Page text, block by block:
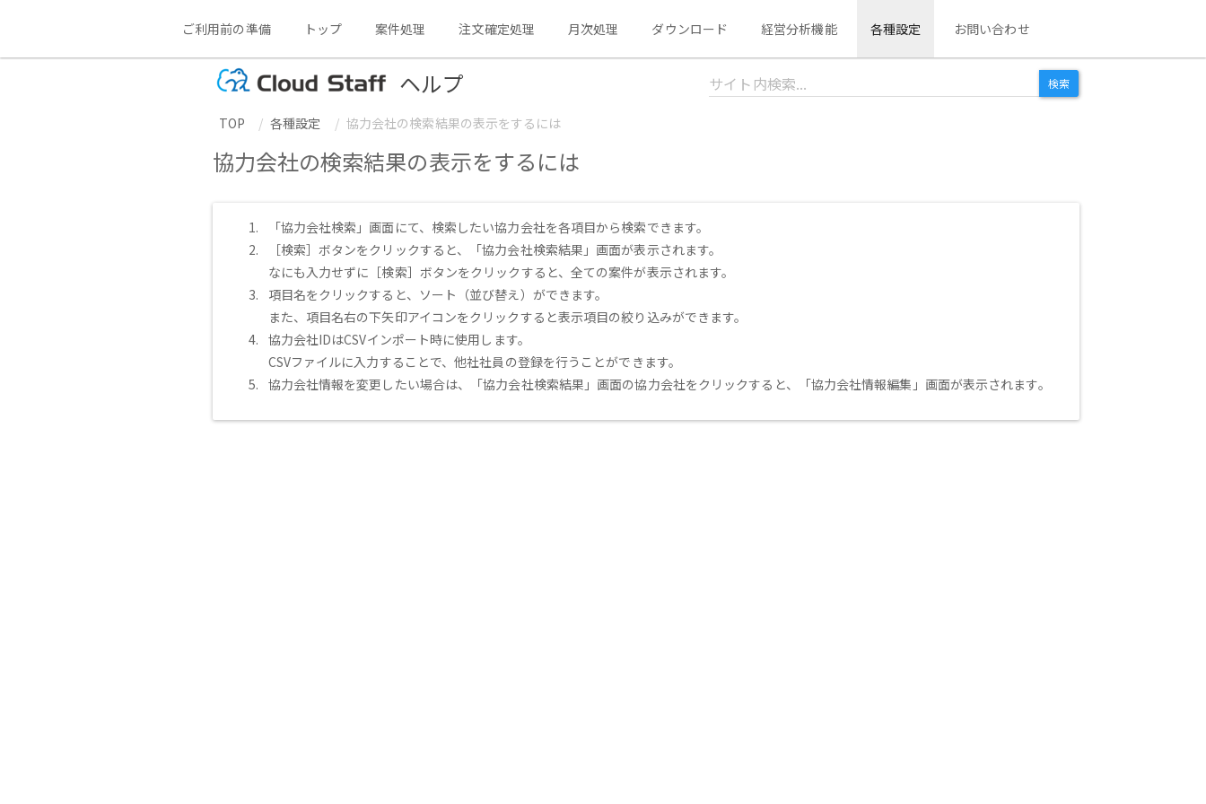
ヘルプ
ご利用前の準備 トップ 案件処理 注文確定処理 月次処理 ダウンロード 経営分析機能 各種設定 お問い合わせ
TOP 各種設定 協力会社の検索結果の表示をするには
協力会社の検索結果の表示をするには
「協力会社検索」画面にて、検索したい協力会社を各項目から検索できます。
［検索］ボタンをクリックすると、「協力会社検索結果」画面が表示されます。
なにも入力せずに［検索］ボタンをクリックすると、全ての案件が表示されます。
項目名をクリックすると、ソート（並び替え）ができます。
また、項目名右の下矢印アイコンをクリックすると表示項目の絞り込みができます。
協力会社IDはCSVインポート時に使用します。
CSVファイルに入力することで、他社社員の登録を行うことができます。
協力会社情報を変更したい場合は、「協力会社検索結果」画面の協力会社をクリックすると、「協力会社情報編集」画面が表示されます。